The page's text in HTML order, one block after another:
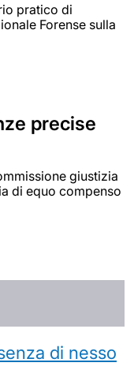
pratico di
Forense sulla
precise
giustizia
di equo compenso
di nesso